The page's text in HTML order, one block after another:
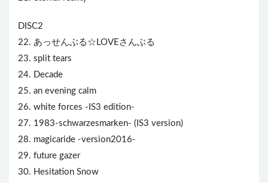
DISC2
22. あっせんぶる☆LOVEさんぶる
23. split tears
24. Decade
25. an evening calm
26. white forces -IS3 edition-
27. 1983-schwarzesmarken- (IS3 version)
28. magicaride -version2016-
29. future gazer
30. Hesitation Snow